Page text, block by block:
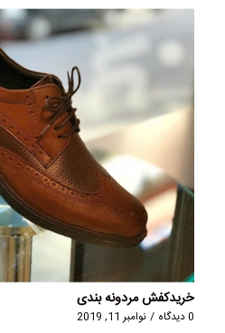
خریدکفش مردونه بندی
0 دیدگاه / نوامبر 11, 2019